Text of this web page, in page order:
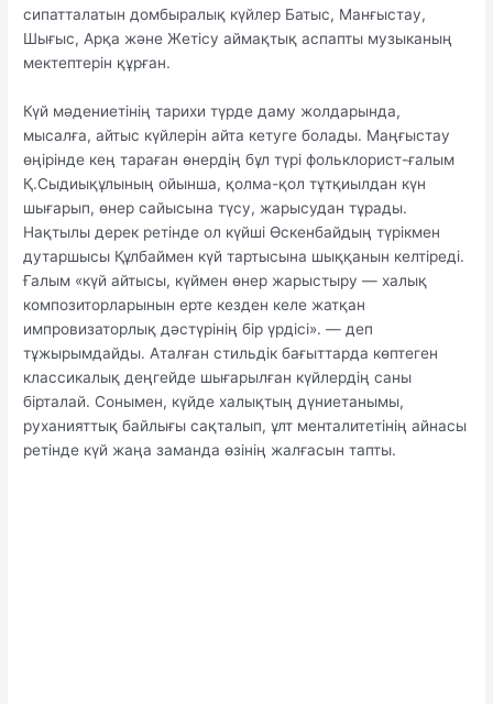
сипатталатын домбыралық күйлер Батыс, Манғыстау,
Шығыс, Арқа және Жетісу аймақтық аспапты музыканың
мектептерін құрған.
Күй мәдениетінің тарихи түрде даму жолдарында,
мысалға, айтыс күйлерін айта кетуге болады. Маңғыстау
өңірінде кең тараған өнердің бұл түрі фольклорист-ғалым
Қ.Сыдиықұлының ойынша, қолма-қол тұтқиылдан күн
шығарып, өнер сайысына түсу, жарысудан тұрады.
Нақтылы дерек ретінде ол күйші Өскенбайдың түрікмен
дутаршысы Құлбаймен күй тартысына шыққанын келтіреді.
Ғалым «күй айтысы, күймен өнер жарыстыру — халық
композиторларынын ерте кезден келе жатқан
импровизаторлық дәстүрінің бір үрдісі». — деп
тұжырымдайды. Аталған стильдік бағыттарда көптеген
классикалық деңгейде шығарылған күйлердің саны
бірталай. Сонымен, күйде халықтың дүниетанымы,
руханияттық байлығы сақталып, ұлт менталитетінің айнасы
ретінде күй жаңа заманда өзінің жалғасын тапты.